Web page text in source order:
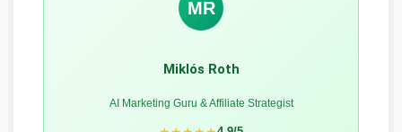
MR
Miklós Roth
AI Marketing Guru & Affiliate Strategist